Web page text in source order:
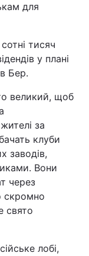
для
тисяч
у плані
Бер.
великий, щоб
за
клуби
заводів,
Вони
через
скромно
свято
лобі,